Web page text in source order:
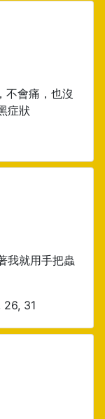
不會痛，也沒
症狀
我就用手把蟲
26, 31